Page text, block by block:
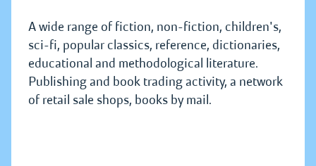
A wide range of fiction, non-fiction, children's,
sci-fi, popular classics, reference, dictionaries,
educational and methodological literature.
Publishing and book trading activity, a network
of retail sale shops, books by mail.